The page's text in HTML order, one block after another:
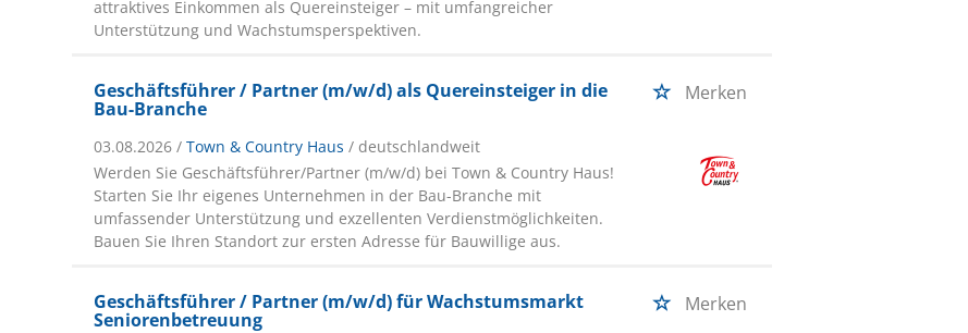
attraktives Einkommen als Quereinsteiger – mit umfangreicher
Unterstützung und Wachstumsperspektiven.
Geschäftsführer / Partner (m/w/d) als Quereinsteiger in die
Bau-Branche
Merken
03.08.2026 /Town & Country Haus / deutschlandweit
Werden Sie Geschäftsführer/Partner (m/w/d) bei Town & Country Haus!
Starten Sie Ihr eigenes Unternehmen in der Bau-Branche mit
umfassender Unterstützung und exzellenten Verdienstmöglichkeiten.
Bauen Sie Ihren Standort zur ersten Adresse für Bauwillige aus.
Geschäftsführer / Partner (m/w/d) für Wachstumsmarkt
Seniorenbetreuung
Merken